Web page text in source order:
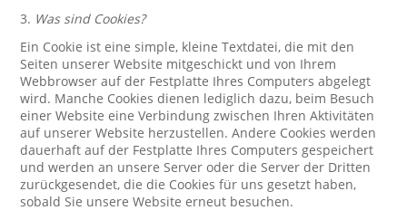
3. Was sind Cookies?
Ein Cookie ist eine simple, kleine Textdatei, die mit den
Seiten unserer Website mitgeschickt und von Ihrem
Webbrowser auf der Festplatte Ihres Computers abgelegt
wird. Manche Cookies dienen lediglich dazu, beim Besuch
einer Website eine Verbindung zwischen Ihren Aktivitäten
auf unserer Website herzustellen. Andere Cookies werden
dauerhaft auf der Festplatte Ihres Computers gespeichert
und werden an unsere Server oder die Server der Dritten
zurückgesendet, die die Cookies für uns gesetzt haben,
sobald Sie unsere Website erneut besuchen.